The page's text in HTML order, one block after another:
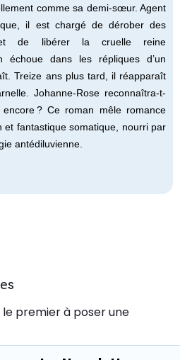
comme sa demi-sœur. Agent
il est chargé de dérober des
et de libérer la cruelle reine
échoue dans les répliques d’un
Treize ans plus tard, il réapparaît
Johanne-Rose reconnaîtra-t-
encore ? Ce roman mêle romance
et fantastique somatique, nourri par
antédiluvienne.
le premier à poser une